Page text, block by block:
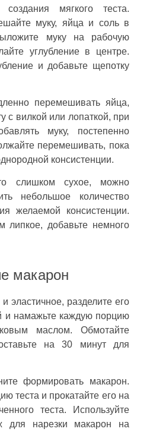
создания мягкого теста.
муку, яйца и соль в
муку на рабочую
углубление в центре.
и добавьте щепотку
перемешивать яйца,
с вилкой или лопаткой, при
муку, постепенно
перемешивать, пока
консистенции.
слишком сухое, можно
небольшое количество
желаемой консистенции.
липкое, добавьте немного
макарон
и эластичное, разделите его
и намажьте каждую порцию
маслом. Обмотайте
на 30 минут для
формировать макарон.
теста и прокатайте его на
теста. Используйте
для нарезки макарон на